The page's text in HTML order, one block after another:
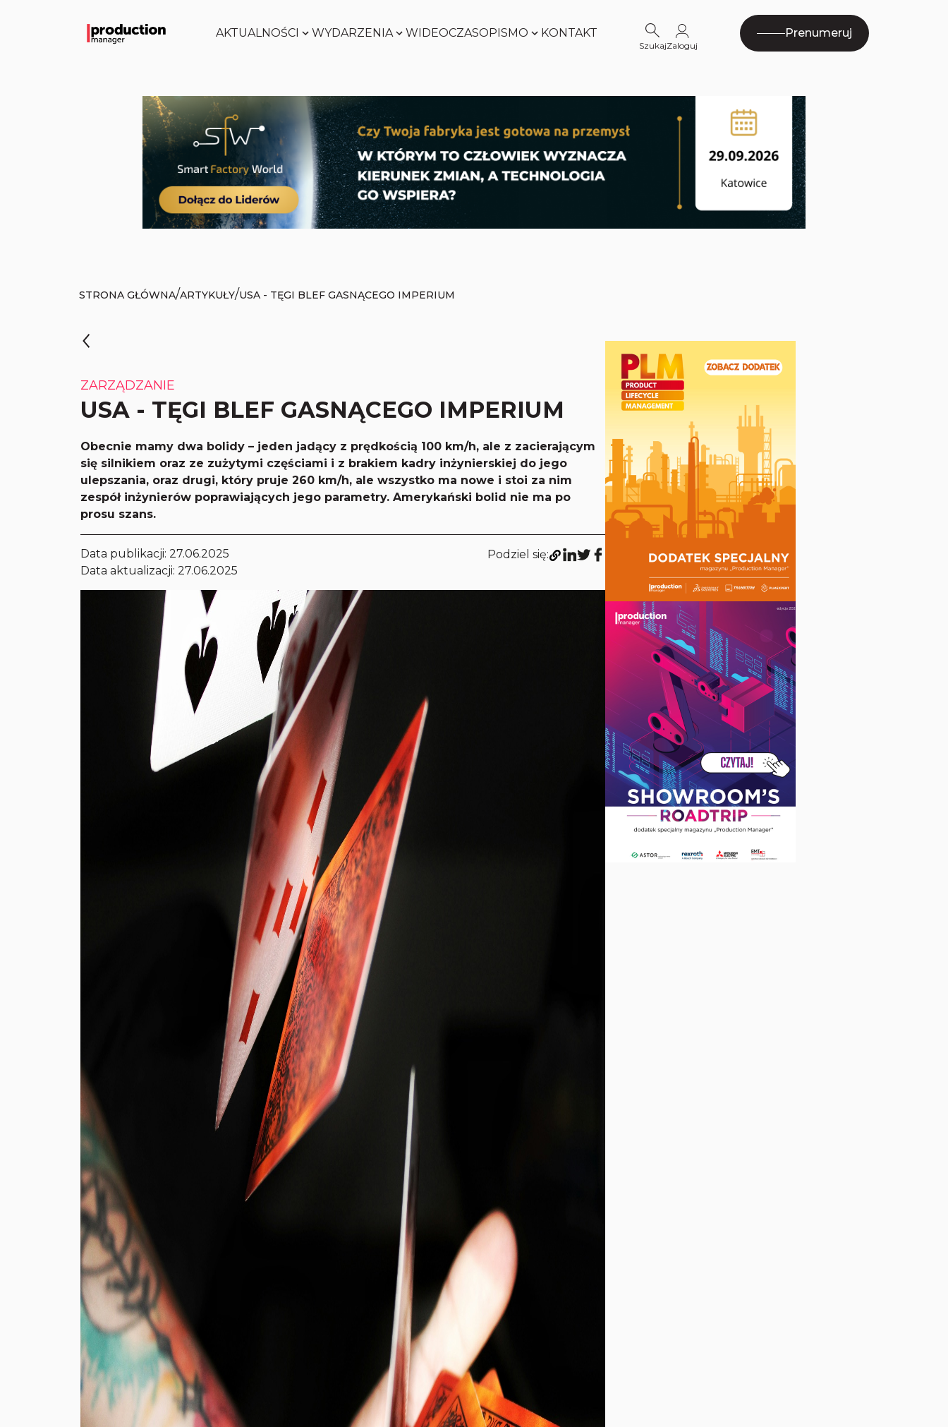
AKTUALNOŚCI WYDARZENIA
SMART
FACTORY
WORLD
WIDEOCZASOPISMO KONTAKT
SzukajZaloguj
Prenumeruj
FACTORY
WORLD
Zobacz
STRONA GŁÓWNA/ARTYKUŁY/USA - TĘGI BLEF GASNĄCEGO IMPERIUM
ZARZĄDZANIE
USA - TĘGI BLEF GASNĄCEGO IMPERIUM
Obecnie mamy dwa bolidy – jeden jadący z prędkością 100 km/h, ale z zacierającym
się silnikiem oraz ze zużytymi częściami i z brakiem kadry inżynierskiej do jego
ulepszania, oraz drugi, który pruje 260 km/h, ale wszystko ma nowe i stoi za nim
zespół inżynierów poprawiających jego parametry. Amerykański bolid nie ma po
prosu szans.
Data publikacji:27.06.2025
Data aktualizacji: 27.06.2025
Podziel się: